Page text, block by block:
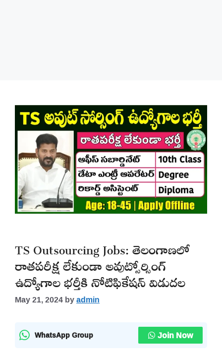
TS Outsourcing Jobs: తెలంగాణలో
రాతపరీక్ష లేకుండా అవుట్సోర్సింగ్
ఉద్యోగాల భర్తీకి నోటిఫికేషన్ విడుదల
May 21, 2024byadmin
WhatsApp Group Join Now